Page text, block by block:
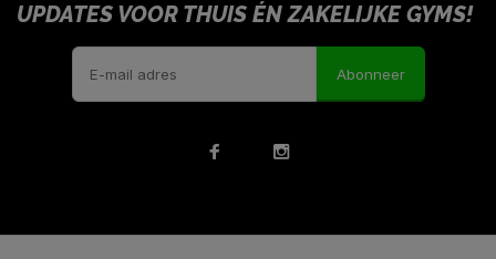
UPDATES VOOR THUIS ÉN ZAKELIJKE GYMS!
Abonneer